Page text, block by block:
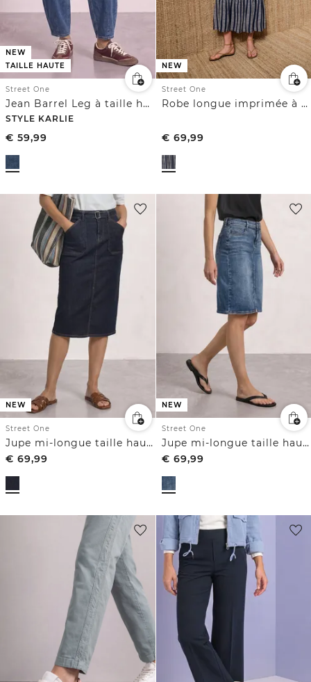
NEW
TAILLE HAUTE
Street One
Jean Barrel Leg à taille haute et coupe ample
STYLE KARLIE
€ 59,99
NEW
Street One
Robe longue imprimée à volants
€ 69,99
NEW
Street One
Jupe mi-longue taille haute à ceinture
€ 69,99
NEW
Street One
Jupe mi-longue taille haute à boutons décoratifs
€ 69,99